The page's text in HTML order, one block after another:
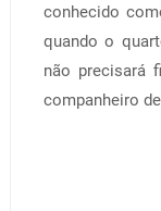
conhecido
quando o
não precisará
companheiro